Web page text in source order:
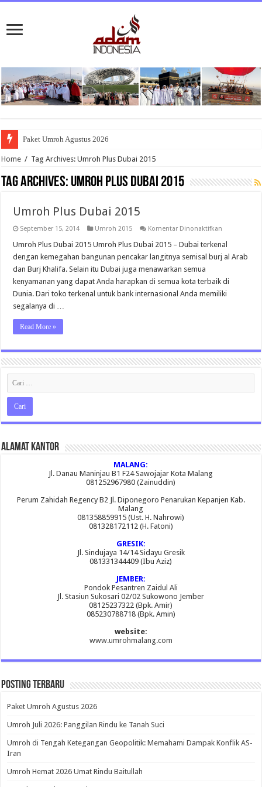
Paket Umroh Agustus 2026
Home / Tag Archives: Umroh Plus Dubai 2015
Tag Archives: Umroh Plus Dubai 2015
Umroh Plus Dubai 2015
September 15, 2014 Umroh 2015 Komentar Dinonaktifkan
Plus
2015
Umroh Plus Dubai 2015 Umroh Plus Dubai 2015 – Dubai terkenal
dengan kemegahan bangunan pencakar langitnya semisal burj al Arab
dan Burj Khalifa. Selain itu Dubai juga menawarkan semua
kenyamanan yang dapat Anda harapkan di semua kota terbaik di
Dunia. Dari toko terkenal untuk bank internasional Anda memiliki
segalanya di …
Read More »
Alamat Kantor
MALANG:
Jl. Danau Maninjau B1 F24 Sawojajar Kota Malang
081252967980 (Zainuddin)
Perum Zahidah Regency B2 Jl. Diponegoro Penarukan Kepanjen Kab.
Malang
081358859915 (Ust. H. Nahrowi)
081328172112 (H. Fatoni)
GRESIK:
Jl. Sindujaya 14/14 Sidayu Gresik
081331344409 (Ibu Aziz)
JEMBER:
Pondok Pesantren Zaidul Ali
Jl. Stasiun Sukosari 02/02 Sukowono Jember
08125237322 (Bpk. Amir)
085230788718 (Bpk. Amin)
website:
www.umrohmalang.com
Posting Terbaru
Paket Umroh Agustus 2026
Umroh Juli 2026: Panggilan Rindu ke Tanah Suci
Umroh di Tengah Ketegangan Geopolitik: Memahami Dampak Konflik AS-
Iran
Umroh Hemat 2026 Umat Rindu Baitullah